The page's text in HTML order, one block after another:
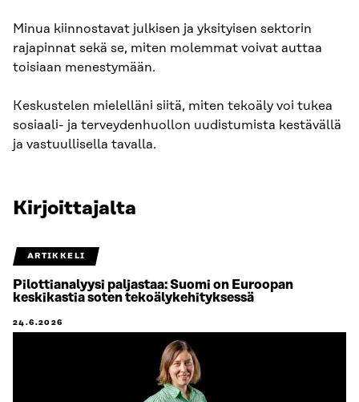
Minua kiinnostavat julkisen ja yksityisen sektorin
rajapinnat sekä se, miten molemmat voivat auttaa
toisiaan menestymään.
Keskustelen mielelläni siitä, miten tekoäly voi tukea
sosiaali- ja terveydenhuollon uudistumista kestävällä
ja vastuullisella tavalla.
Kirjoittajalta
ARTIKKELI
Pilottianalyysi paljastaa: Suomi on Euroopan
keskikastia soten tekoälykehityksessä
24.6.2026